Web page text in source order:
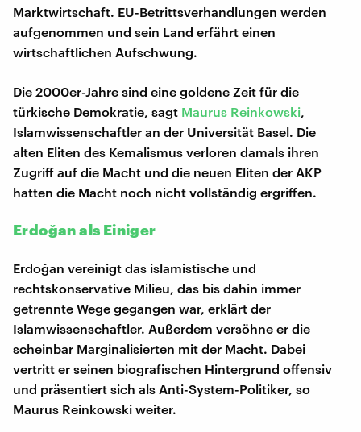
Marktwirtschaft. EU-Betrittsverhandlungen werden
aufgenommen und sein Land erfährt einen
wirtschaftlichen Aufschwung.
Die 2000er-Jahre sind eine goldene Zeit für die
türkische Demokratie, sagt Maurus Reinkowski
Islamwissenschaftler an der Universität Basel. Die
alten Eliten des Kemalismus verloren damals ihren
Zugriff auf die Macht und die neuen Eliten der AKP
hatten die Macht noch nicht vollständig ergriffen.
Erdoğan als Einiger
Erdoğan vereinigt das islamistische und
rechtskonservative Milieu, das bis dahin immer
getrennte Wege gegangen war, erklärt der
Islamwissenschaftler. Außerdem versöhne er die
scheinbar Marginalisierten mit der Macht. Dabei
vertritt er seinen biografischen Hintergrund offensiv
und präsentiert sich als Anti-System-Politiker, so
Maurus Reinkowski weiter.